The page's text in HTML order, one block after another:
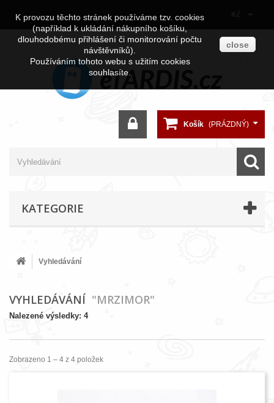
Košík (PRÁZDNÝ)
KATEGORIE
Vyhledávání
VYHLEDÁVÁNÍ "MRZIMOR"
Nalezené výsledky: 4
Zobrazeno 1 – 4 z 4 položek
K provozu těchto stránek používáme tzv. cookies
(například k ukládání nákupního košíku,
dlouhodobému přihlášení či monitorování počtu
návštěvníků).
Používáním tohoto webu s užitím cookies
souhlasíte.
close